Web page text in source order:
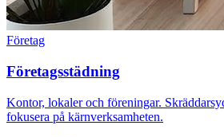
Företag
Företagsstädning
Kontor, lokaler och föreningar.
fokusera på kärnverksamheten.